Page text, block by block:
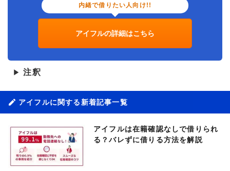
内緒で借りたい人向け!!
アイフルの詳細はこちら
▶ 注釈
アイフルに関する新着記事一覧
アイフルは在籍確認なしで借りられ
る？バレずに借りる方法を解説